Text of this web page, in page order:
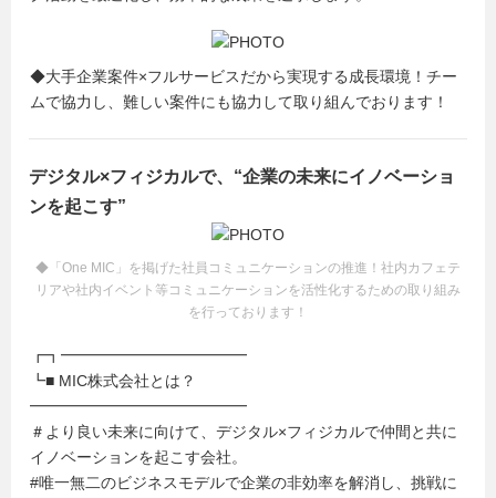
◆大手企業案件×フルサービスだから実現する成長環境！チー
ムで協力し、難しい案件にも協力して取り組んでおります！
デジタル×フィジカルで、“企業の未来にイノベーショ
ンを起こす”
◆「One MIC」を掲げた社員コミュニケーションの推進！社内カフェテ
リアや社内イベント等コミュニケーションを活性化するための取り組み
を行っております！
┏┓━━━━━━━━━━━━
┗■ MIC株式会社とは？
━━━━━━━━━━━━━━
＃より良い未来に向けて、デジタル×フィジカルで仲間と共に
イノベーションを起こす会社。
#唯一無二のビジネスモデルで企業の非効率を解消し、挑戦に